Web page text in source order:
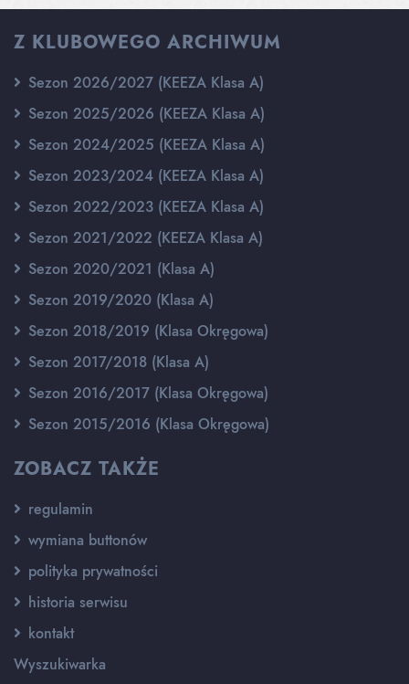
Z KLUBOWEGO ARCHIWUM
Sezon 2026/2027 (KEEZA Klasa A)
Sezon 2025/2026 (KEEZA Klasa A)
Sezon 2024/2025 (KEEZA Klasa A)
Sezon 2023/2024 (KEEZA Klasa A)
Sezon 2022/2023 (KEEZA Klasa A)
Sezon 2021/2022 (KEEZA Klasa A)
Sezon 2020/2021 (Klasa A)
Sezon 2019/2020 (Klasa A)
Sezon 2018/2019 (Klasa Okręgowa)
Sezon 2017/2018 (Klasa A)
Sezon 2016/2017 (Klasa Okręgowa)
Sezon 2015/2016 (Klasa Okręgowa)
ZOBACZ TAKŻE
regulamin
wymiana buttonów
polityka prywatności
historia serwisu
kontakt
Wyszukiwarka